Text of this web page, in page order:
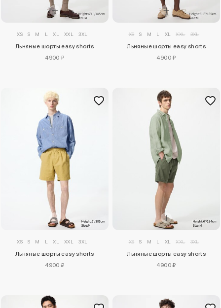
XS S M L XL XXL 3XL
Льняные шорты easy shorts
4900 ₽
XS S M L XL XXL 3XL
Льняные шорты easy shorts
4900 ₽
XS S M L XL XXL 3XL
Льняные шорты easy shorts
4900 ₽
XS S M L XL XXL 3XL
Льняные шорты easy shorts
4900 ₽